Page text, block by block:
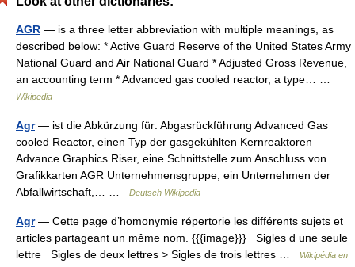
AGR — is a three letter abbreviation with multiple meanings, as
described below: * Active Guard Reserve of the United States Army
National Guard and Air National Guard * Adjusted Gross Revenue,
an accounting term * Advanced gas cooled reactor, a type… …
Wikipedia
Agr— ist die Abkürzung für: Abgasrückführung Advanced Gas
cooled Reactor, einen Typ der gasgekühlten Kernreaktoren
Advance Graphics Riser, eine Schnittstelle zum Anschluss von
Grafikkarten AGR Unternehmensgruppe, ein Unternehmen der
Abfallwirtschaft,… …
Deutsch Wikipedia
Agr— Cette page d’homonymie répertorie les différents sujets et
articles partageant un même nom. {{{image}}} Sigles d une seule
lettre Sigles de deux lettres > Sigles de trois lettres …
Wikipédia en